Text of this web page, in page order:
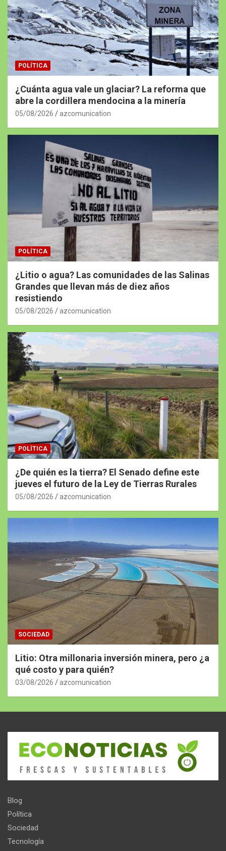
POLÍTICA
¿Cuánta agua vale un glaciar? La reforma que
abre la cordillera mendocina a la minería
05/08/2026 azcomunication
POLÍTICA
¿Litio o agua? Las comunidades de las Salinas
Grandes que llevan más de diez años
resistiendo
05/08/2026 azcomunication
POLÍTICA
¿De quién es la tierra? El Senado define este
jueves el futuro de la Ley de Tierras Rurales
05/08/2026 azcomunication
SOCIEDAD
Litio: Otra millonaria inversión minera, pero ¿a
qué costo y para quién?
03/08/2026 azcomunication
Blog
Política
Sociedad
Tecnología